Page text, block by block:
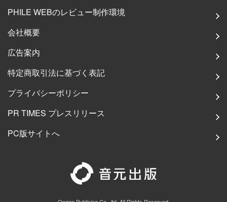
PHILE WEBのレビュー制作環境
会社概要
広告案内
特定商取引法に基づく表記
プライバシーポリシー
PR TIMES プレスリリース
PC版サイトへ